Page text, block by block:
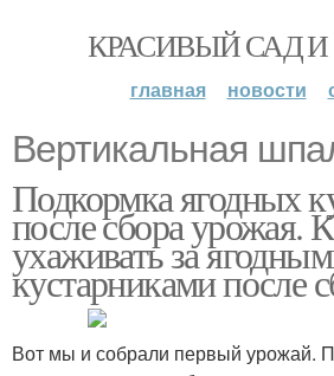
КРАСИВЫЙ САД
главная новости
Вертикальная
Подкормка ягодных
после сбора урожая.
ухаживать за
кустарниками после
Вот мы и собрали первый урожай.